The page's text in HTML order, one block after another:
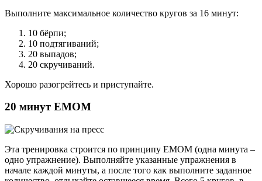
Выполните максимальное количество кругов за 16 минут:
10 бёрпи;
10 подтягиваний;
20 выпадов;
20 скручиваний.
Хорошо разогрейтесь и приступайте.
20 минут EMOM
Эта тренировка строится по принципу EMOM (одна минута –
одно упражнение). Выполняйте указанные упражнения в
начале каждой минуты, а после того как выполните заданное